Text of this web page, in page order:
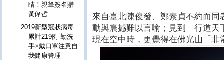
來自臺北陳俊發、鄭素貞不約而
動與震撼難以言喻；見到「行道
現在空中時，更覺得在佛光山「非
睛！親筆簽名贈
黃偉哲
2019新型冠狀病毒
累計219例 勤洗
手×戴口罩注意自
我健康管理